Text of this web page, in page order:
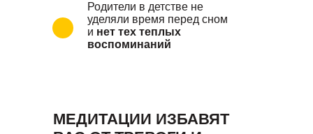
Родители в детстве не
уделяли время перед сном
и нет тех теплых
воспоминаний
МЕДИТАЦИИ ИЗБАВЯТ